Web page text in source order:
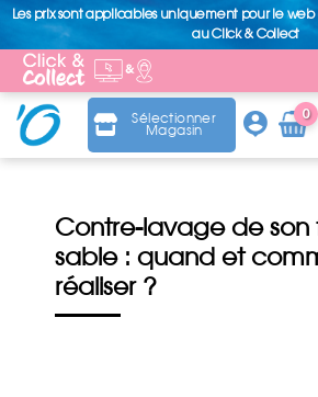
Les prix sont applicables uniquement pour le
au Click & Collect
Sélectionner
Magasin
0
Arti
cle
Contre-lavage de son
sable : quand et
réaliser ?